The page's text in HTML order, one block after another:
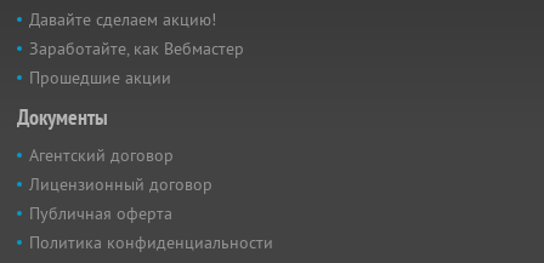
Давайте сделаем акцию!
Заработайте, как Вебмастер
Прошедшие акции
Документы
Агентский договор
Лицензионный договор
Публичная оферта
Политика конфиденциальности